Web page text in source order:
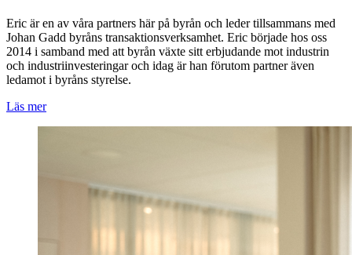
Eric är en av våra partners här på byrån och leder tillsammans med
Johan Gadd byråns transaktionsverksamhet. Eric började hos oss
2014 i samband med att byrån växte sitt erbjudande mot industrin
och industriinvesteringar och idag är han förutom partner även
ledamot i byråns styrelse.
Läs mer